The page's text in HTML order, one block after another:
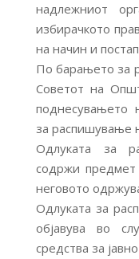
надлежниот
избирачкото
на начин и
По барањето за
Советот на
поднесувањето
за распишување
Одлуката за
содржи
неговото
Одлуката за
објавува во
средства за